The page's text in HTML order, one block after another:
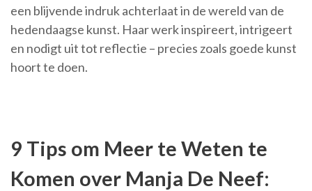
een blijvende indruk achterlaat in de wereld van de
hedendaagse kunst. Haar werk inspireert, intrigeert
en nodigt uit tot reflectie – precies zoals goede kunst
hoort te doen.
9 Tips om Meer te Weten te
Komen over Manja De Neef: